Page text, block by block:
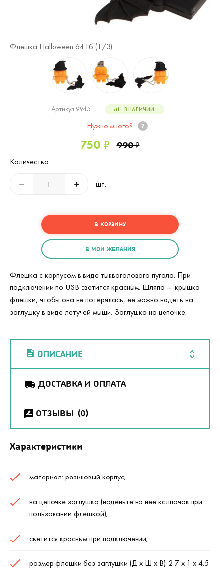
Флешка Halloween 64 Гб (1 /3)
Артикул 9945 В НАЛИЧИИ
Нужно много?
750₽ 990₽
Количество
шт.
В КОРЗИНУ
В МОИ ЖЕЛАНИЯ
Флешка с корпусом в виде тыквоголового пугала. При
подключении по USB светится красным. Шляпа — крышка
флешки, чтобы она не потерялась, ее можно надеть на
заглушку в виде летучей мыши. Заглушка на цепочке.
ОПИСАНИЕ
ДОСТАВКА И ОПЛАТА
ОТЗЫВЫ (0)
Характеристики
материал: резиновый корпус;
на цепочке заглушка (наденьте на нее колпачок при
пользовании флешкой);
светится красным при подключении;
размер флешки без заглушки (Д х Ш х В): 2.7 х 1 х 4.5